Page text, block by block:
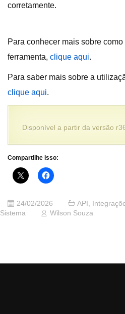
corretamente.
Para conhecer mais sobre
ferramenta, clique aqui.
Para saber mais sobre a
clique aqui.
Disponível a partir da versão
Compartilhe isso:
24/02/2026 API
Sistema
Wilson Souza